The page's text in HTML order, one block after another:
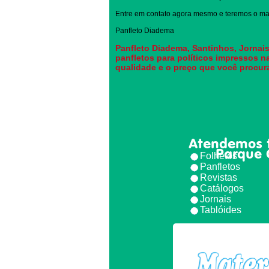
Entre em contato agora mesmo e teremos o
Panfleto Diadema
Panfleto Diadema, Santinhos,
panfletos para políticos impressos
qualidade e o preço que você
Parque
Atendemos
Folhetos
Panfletos
Revistas
Catálogos
Jornais
Tablóides